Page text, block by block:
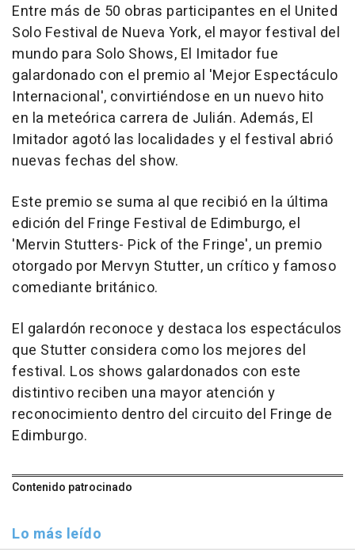
Entre más de 50 obras participantes en el United
Solo Festival de Nueva York, el mayor festival del
mundo para Solo Shows, El Imitador fue
galardonado con el premio al 'Mejor Espectáculo
Internacional', convirtiéndose en un nuevo hito
en la meteórica carrera de Julián. Además, El
Imitador agotó las localidades y el festival abrió
nuevas fechas del show.
Este premio se suma al que recibió en la última
edición del Fringe Festival de Edimburgo, el
'Mervin Stutters- Pick of the Fringe', un premio
otorgado por Mervyn Stutter, un crítico y famoso
comediante británico.
El galardón reconoce y destaca los espectáculos
que Stutter considera como los mejores del
festival. Los shows galardonados con este
distintivo reciben una mayor atención y
reconocimiento dentro del circuito del Fringe de
Edimburgo.
Contenido patrocinado
Lo más leído